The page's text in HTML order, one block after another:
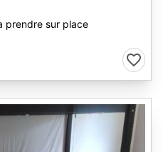
prendre sur place